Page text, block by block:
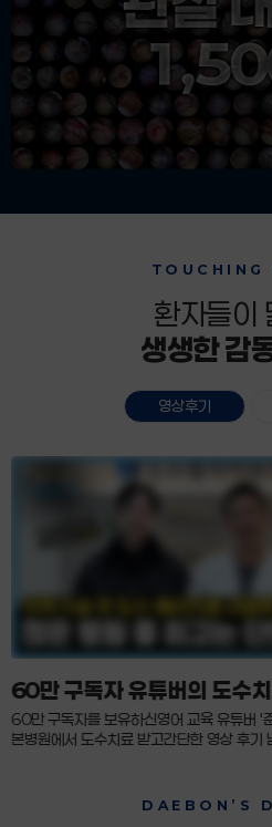
TOUCHING
환자들이
생생한 감
영상후기
60만 구독자 유튜버의 도수
기
60만 구독자를 보유하신영어 교육 유튜버 '
본병원에서 도수치료 받고간단한 영상 후기
장 만족도가 높았고 재활 효과 보았다는감사
DAEBON’S